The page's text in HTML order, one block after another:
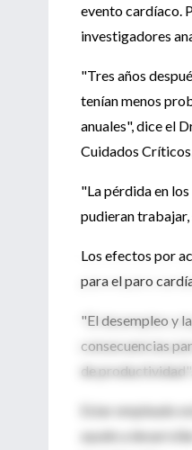
evento cardíaco.
investigadores
"Tres años
tenían menos
anuales", dice el
Cuidados
"La pérdida en
pudieran trabajar,
Los efectos por
para el paro
"El desempleo y
consecuencias
de
Estar empleado
ayude a